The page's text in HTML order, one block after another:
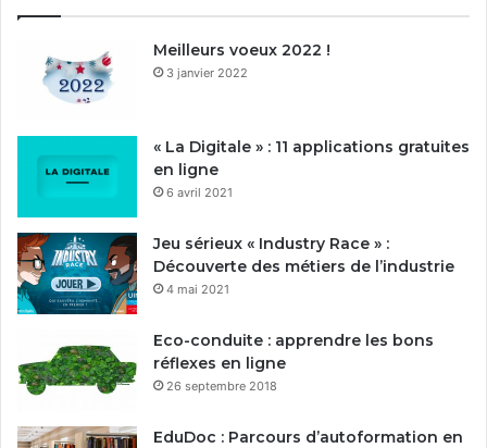
Meilleurs voeux 2022 !
3 janvier 2022
« La Digitale » : 11 applications gratuites
en ligne
6 avril 2021
Jeu sérieux « Industry Race » :
Découverte des métiers de l’industrie
4 mai 2021
Eco-conduite : apprendre les bons
réflexes en ligne
26 septembre 2018
EduDoc : Parcours d’autoformation en